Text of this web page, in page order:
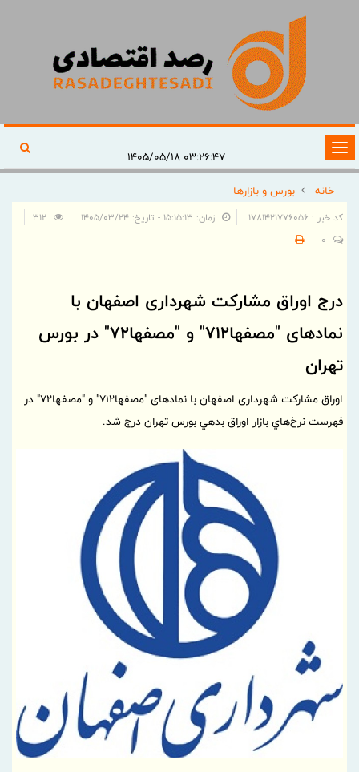
تغییر
وضعیت
ناوبری
۰۳:۲۶:۴۷ ۱۴۰۵/۰۵/۱۸
خانه
بورس و بازارها
کد خبر : 1781421776056 زمان: ۱۵:۱۵:۱۳ - تاریخ: ۱۴۰۵/۰۳/۲۴
0
درج اوراق مشارکت شهرداری اصفهان با
نمادهای "مصفها712" و "مصفها72" در بورس
تهران
اوراق مشارکت شهرداری اصفهان با نمادهای "مصفها712" و "مصفها72" در
فهرست نرخ‌هاي بازار اوراق بدهي بورس تهران درج شد.